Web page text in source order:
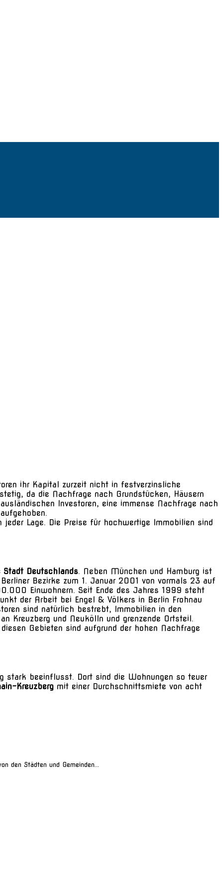
ihr Kapital zurzeit nicht in festverzinsliche
da die Nachfrage nach Grundstücken, Häusern
Investoren, eine immense Nachfrage nach
Lage. Die Preise für hochwertige Immobilien sind
Stadt Deutschlands. Neben München und Hamburg ist
Bezirke zum 1. Januar 2001 von vormals 23 auf
Einwohnern. Seit Ende des Jahres 1999 steht
der Arbeit bei Engel & Völkers in Berlin Frohnau
sind natürlich bestrebt, Immobilien in den
Kreuzberg und Neukölln und grenzende Ortsteil.
Gebieten sind aufgrund der hohen Nachfrage
stark beeinflusst. Dort sind die Wohnungen so teuer
Kreuzberg mit einer Durchschnittsmiete von acht
den Städten und Gemeinden...